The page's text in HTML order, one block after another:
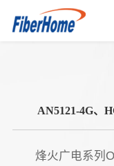
AN5121-4G、
烽火广电系列